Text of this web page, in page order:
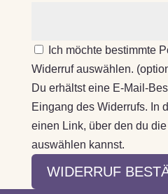
Ich möchte bestimmte
Widerruf auswählen.
Du erhältst eine E-Mail-
Eingang des Widerrufs. In
einen Link, über den du
auswählen kannst.
WIDERRUF